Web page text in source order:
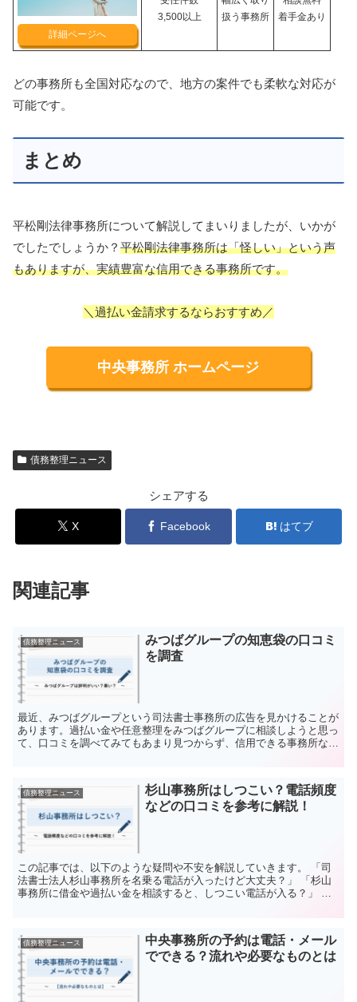
詳細ページへ
3,500以上
扱う事務所
着手金あり
どの事務所も全国対応なので、地方の案件でも柔軟な対応が
可能です。
まとめ
平松剛法律事務所について解説してまいりましたが、いかが
でしたでしょうか？ 平松剛法律事務所は「怪しい」という声
もありますが、実績豊富な信用できる事務所です。
＼過払い金請求するならおすすめ／
中央事務所 ホームページ
債務整理ニュース
シェアする
X Facebook はてブ
関連記事
債務整理ニュース
みつばグループの知恵袋の口コミ
を調査
最近、みつばグループという司法書士事務所の広告を見かけることが
あります。過払い金や任意整理をみつばグループに相談しようと思っ
て、口コミを調べてみてもあまり見つからず、信用できる事務所なの
債務整理ニュース
杉山事務所はしつこい？電話頻度
などの口コミを参考に解説！
この記事では、以下のような疑問や不安を解説していきます。 「司
法書士法人杉山事務所を名乗る電話が入ったけど大丈夫？」 「杉山
事務所に借金や過払い金を相談すると、しつこい電話が入る？」 司
債務整理ニュース
中央事務所の予約は電話・メール
でできる？流れや必要なものとは